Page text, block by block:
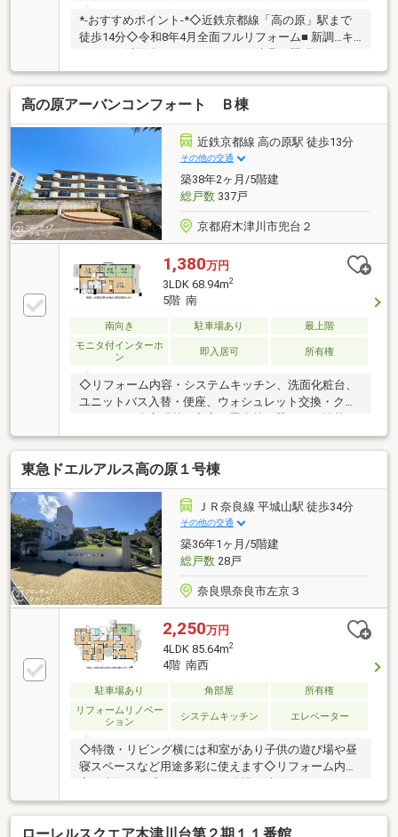
*-おすすめポイント-*◇近鉄京都線「高の原」駅まで
徒歩14分◇令和8年4月全面フルリフォーム■ 新調…キ
チプレート、コンセントプレート等■ 張替…フローリ
ング、クロス、CF◇LDK広々約19帖以上！南側は全面
バルコニーのため明るい光と心地よい風が入り込みま
す♪◇専用庭ではガーデニング等も楽しめます！◇オ
ートロック付きで安心のセキュリティ面♪◇閑静な住
宅街で子育てにもピッタリ！※駐車場：月額6000円 空
無※バイク置き場：月額200円 空有※駐輪場：月額200
～400円 空有お気軽にお問い合わせ下さい！
高の原アーバンコンフォート Ｂ棟
近鉄京都線 高の原駅 徒歩13分
その他の交通
築38年2ヶ月/5階建
総戸数337戸
京都府木津川市兜台２
1,380万円
3LDK 68.94m2
5階 南
南向き 駐車場あり
最上階
モニタ付インターホ
ン
即入居可 所有権
◇リフォーム内容・システムキッチン、洗面化粧台、
ユニットバス入替・便座、ウォシュレット交換・クロ
障子貼替・ハウスクリーニング◇立地・木津川市立高
の原小学校まで徒歩約10分・木津川市立木津第二中学
校まで徒歩約13分◆◇弊社が選ばれる理由◆◇1．お
金の扱い方のプロ、ファイナンシャルプランナーが資
金計画をサポート！2．買い替えなどにも対応できる
売却専門チームあり3．たくさんの銀行と繋がりがあ
るため、最も低金利になるように審査が可能弊社は専
門家同士が連携をとっているため、より多くの知見が
ございますお気軽にお問合せください
東急ドエルアルス高の原１号棟
ＪＲ奈良線 平城山駅 徒歩34分
その他の交通
築36年1ヶ月/5階建
総戸数28戸
奈良県奈良市左京３
2,250万円
4LDK 85.64m2
4階 南西
駐車場あり 角部屋
所有権
リフォームリノベー
ション
システムキッチン エレベーター
◇特徴・リビング横には和室があり子供の遊び場や昼
寝スペースなど用途多彩に使えます◇リフォーム内
フローリング全面張替・建具交換◇立地・奈良市立左
京小学校まで徒歩約7分・奈良市立平城東中学校まで
徒歩約8分◆◇弊社が選ばれる理由◆◇１．お金の扱